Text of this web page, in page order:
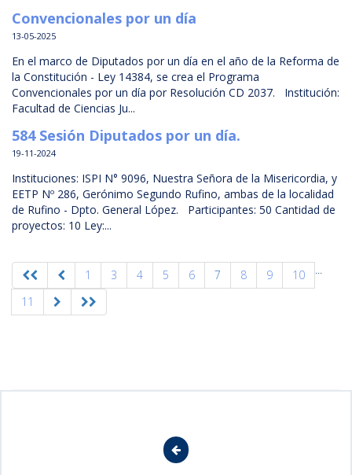
Convencionales por un día
13-05-2025
En el marco de Diputados por un día en el año de la Reforma de
la Constitución - Ley 14384, se crea el Programa
Convencionales por un día por Resolución CD 2037. Institución:
Facultad de Ciencias Ju...
584 Sesión Diputados por un día.
19-11-2024
Instituciones: ISPI N° 9096, Nuestra Señora de la Misericordia, y
EETP Nº 286, Gerónimo Segundo Rufino, ambas de la localidad
de Rufino - Dpto. General López. Participantes: 50 Cantidad de
proyectos: 10 Ley:...
1 ...
3 4 5 6 7 8 9
10
11